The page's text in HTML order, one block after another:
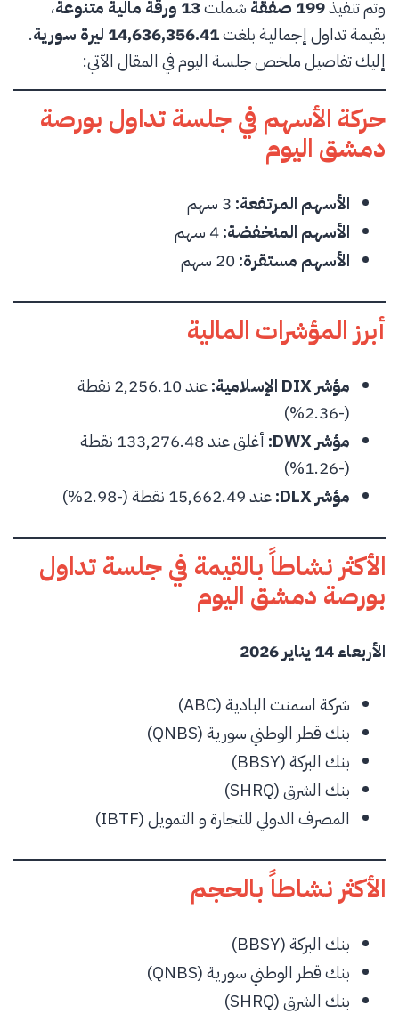
وتم تنفيذ199 صفقة شملت13 ورقة مالية متنوعة
،
بقيمة تداول إجمالية بلغت14,636,356.41 ليرة سورية
.
إليك تفاصيل ملخص جلسة اليوم في المقال الآتي:
حركة الأسهم في جلسة تداول بورصة
دمشق اليوم
الأسهم المرتفعة:
الأسهم المنخفضة:
الأسهم مستقرة:
أبرز المؤشرات المالية
مؤشر DIX الإسلامية:
عند 2,256.10 نقطة
(-2.36%)
مؤشر DWX:
أغلق عند 133,276.48 نقطة
(-1.26%)
مؤشر DLX:
عند 15,662.49 نقطة (-2.98%)
الأكثر نشاطاً بالقيمة في جلسة تداول
بورصة دمشق اليوم
الأربعاء 14 يناير 2026
شركة اسمنت البادية (ABC)
بنك قطر الوطني سورية (QNBS)
بنك البركة (BBSY)
بنك الشرق (SHRQ)
المصرف الدولي للتجارة و التمويل (IBTF)
الأكثر نشاطاً بالحجم
بنك البركة (BBSY)
بنك قطر الوطني سورية (QNBS)
بنك الشرق (SHRQ)